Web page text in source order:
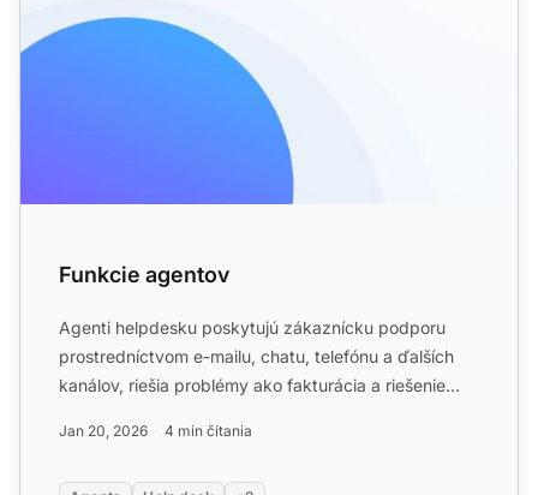
Funkcie agentov
Agenti helpdesku poskytujú zákaznícku podporu
prostredníctvom e-mailu, chatu, telefónu a ďalších
kanálov, riešia problémy ako fakturácia a riešenie
Jan 20, 2026 4 min čítania